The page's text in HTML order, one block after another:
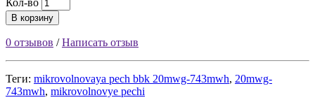
В корзину
0 отзывов /Написать отзыв
Теги: mikrovolnovaya pech bbk 20mwg-743mwh, 20mwg-
743mwh, mikrovolnovye pechi